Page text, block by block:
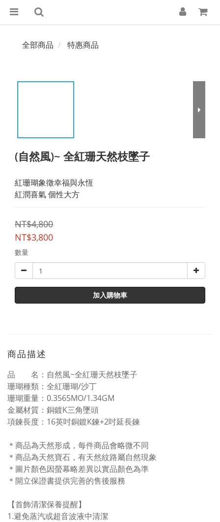
全部商品 特惠商品
(自然風)~ 全紅珊天然枝墜子
紅珊瑚象徵幸福與永恆
紅潤喜氣 個性大方
NT$4,800
NT$3,800
數量
加入購物車
商品描述
品 名：自然風~全紅珊天然枝墜子
珊瑚種類：全紅珊瑚/沙丁
珊瑚重量：0.3565MO/1.34GM
金屬材質：銅鍍K三角墜頭
項鍊長度：16英吋銅鍍K鍊+2吋延長鍊
＊商品為天然形成，每件商品會略微不同
＊商品為天然寶石，有天然紋路屬自然現象
＊圖片顏色因螢幕略差異以實品顏色為準
＊開立保證書提供完善的售後服務
【首飾清潔保養提醒】
1.避免蒸汽或超音波液中清潔